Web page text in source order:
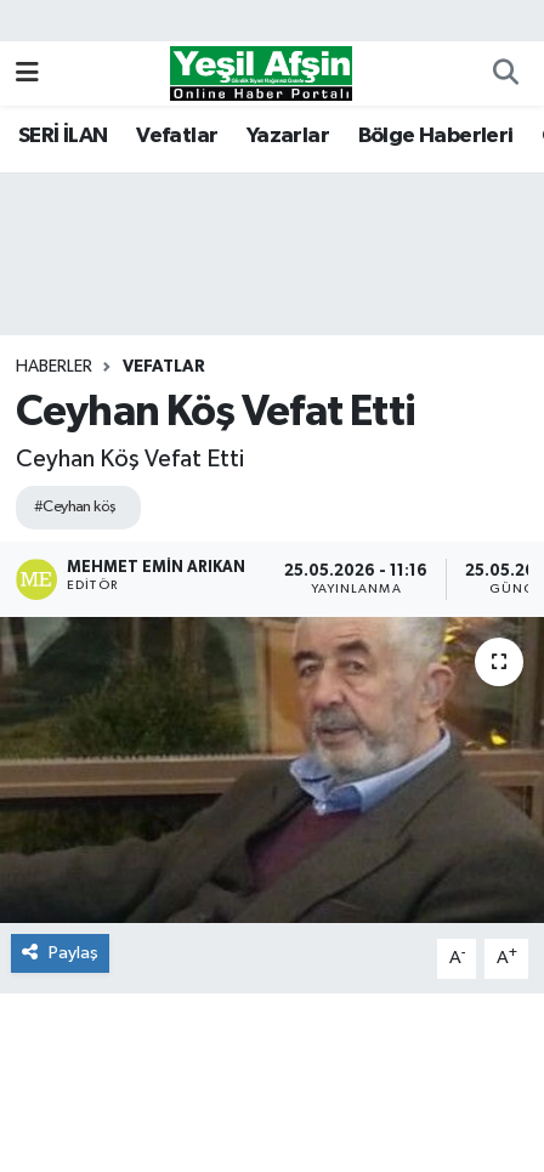
SERİ İLAN Vefatlar Yazarlar Bölge Haberleri
HABERLER VEFATLAR
Ceyhan Köş Vefat Etti
Ceyhan Köş Vefat Etti
#Ceyhan köş
MEHMET EMIN ARIKAN
EDITÖR
25.05.2026 - 11:16
YAYINLANMA
Paylaş A- A+
Kahramanmaraş Nöbetçi Eczaneler
Tüm Manşetler
Son Dakika Haberleri